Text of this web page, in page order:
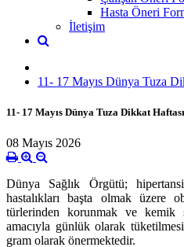
Hasta Öneri
İletişim
11- 17 Mayıs Dünya Tuza
11- 17 Mayıs Dünya Tuza Dikkat Haftası
08 Mayıs 2026
Dünya Sağlık Örgütü;
hastalıkları başta olmak üzere
türlerinden korunmak ve kemik
amacıyla günlük olarak
gram olarak önermektedir.